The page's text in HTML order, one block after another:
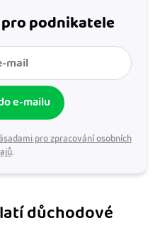
podnikatele
e-mailu
pro zpracování osobních
.
důchodové